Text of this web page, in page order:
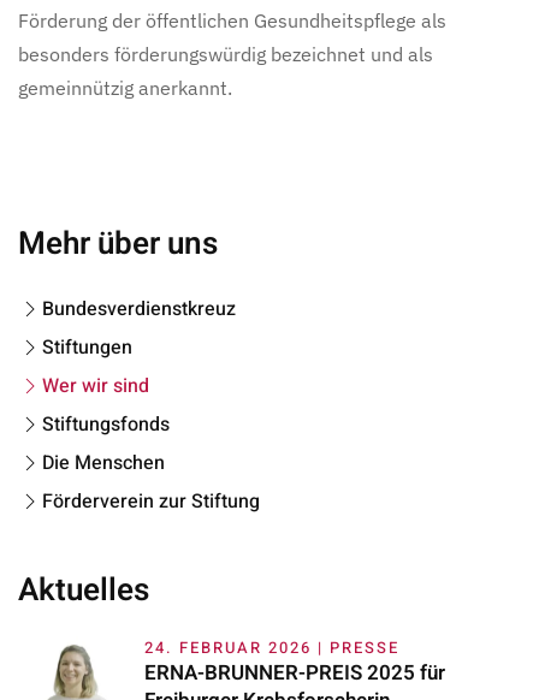
Förderung der öffentlichen Gesundheitspflege als
besonders förderungswürdig bezeichnet und als
gemeinnützig anerkannt.
Mehr über uns
Bundesverdienstkreuz
Stiftungen
Wer wir sind
Stiftungsfonds
Die Menschen
Förderverein zur Stiftung
Aktuelles
24. FEBRUAR 2026 | PRESSE
ERNA-BRUNNER-PREIS 2025 für